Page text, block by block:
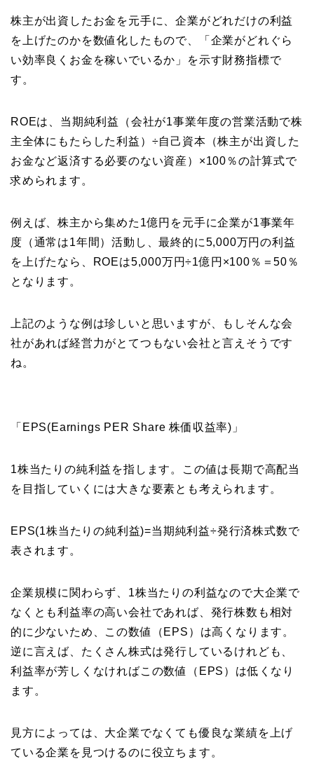
株主が出資したお金を元手に、企業がどれだけの利益
を上げたのかを数値化したもので、「企業がどれぐら
い効率良くお金を稼いでいるか」を示す財務指標で
す。
ROEは、当期純利益（会社が1事業年度の営業活動で株
主全体にもたらした利益）÷自己資本（株主が出資した
お金など返済する必要のない資産）×100％の計算式で
求められます。
例えば、株主から集めた1億円を元手に企業が1事業年
度（通常は1年間）活動し、最終的に5,000万円の利益
を上げたなら、ROEは5,000万円÷1億円×100％＝50％
となります。
上記のような例は珍しいと思いますが、もしそんな会
社があれば経営力がとてつもない会社と言えそうです
ね。
「EPS(Earnings PER Share 株価収益率)」
1株当たりの純利益を指します。この値は長期で高配当
を目指していくには大きな要素とも考えられます。
EPS(1株当たりの純利益)=当期純利益÷発行済株式数で
表されます。
企業規模に関わらず、1株当たりの利益なので大企業で
なくとも利益率の高い会社であれば、発行株数も相対
的に少ないため、この数値（EPS）は高くなります。
逆に言えば、たくさん株式は発行しているけれども、
利益率が芳しくなければこの数値（EPS）は低くなり
ます。
見方によっては、大企業でなくても優良な業績を上げ
ている企業を見つけるのに役立ちます。